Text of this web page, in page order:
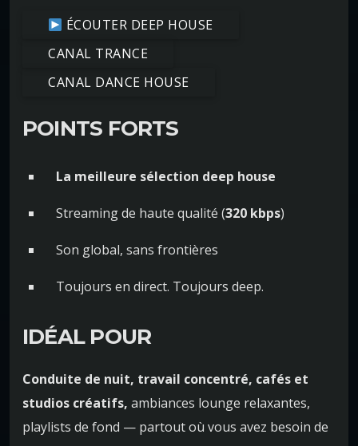
ÉCOUTER DEEP HOUSE
CANAL TRANCE
CANAL DANCE HOUSE
POINTS FORTS
La meilleure sélection deep house
Streaming de haute qualité (320 kbps)
Son global, sans frontières
Toujours en direct. Toujours deep.
IDÉAL POUR
Conduite de nuit, travail concentré, cafés et
studios créatifs, ambiances lounge relaxantes,
playlists de fond — partout où vous avez besoin de